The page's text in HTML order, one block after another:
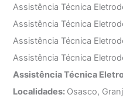
Assistência Técnica
Assistência Técnica
Assistência Técnica
Assistência Técnica
Assistência Técnica
Localidades: Osasco,